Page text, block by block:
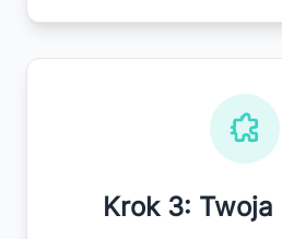
Krok 3: Twoja